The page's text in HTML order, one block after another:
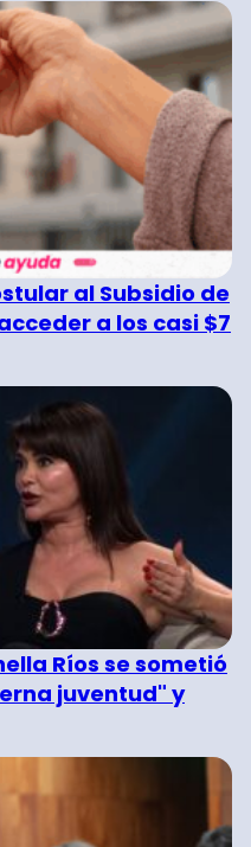
al Subsidio de
a los casi $7
Ríos se sometió
juventud" y